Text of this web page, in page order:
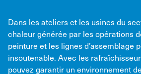
Dans les ateliers et les usines du
chaleur générée par les opérations
peinture et les lignes d’assemblage
insoutenable. Avec les
pouvez garantir un environnement